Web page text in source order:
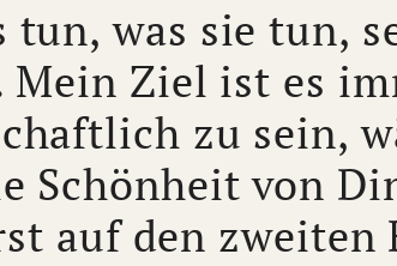
was sie tun,
Ziel ist es
zu sein,
Schönheit von
auf den zweiten